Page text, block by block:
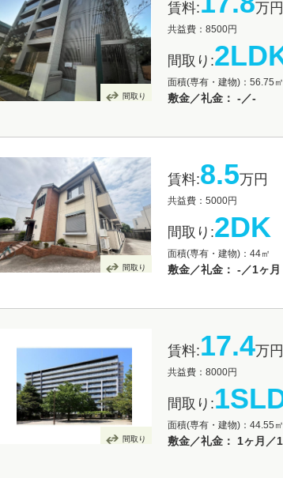
間取り
賃料: 万円
共益費：8500円
間取り:
面積(専有・建物)：56.75㎡
敷金／礼金： -／-
間取り
賃料:8.5万円
共益費：5000円
間取り:2DK
面積(専有・建物)：44㎡
敷金／礼金： -／1ヶ月
間取り
賃料:17.4万円
共益費：8000円
間取り:
面積(専有・建物)：44.55㎡
敷金／礼金： 1ヶ月／1